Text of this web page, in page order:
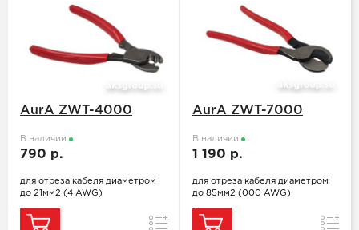
AurA ZWT-4000
В наличии
790 р.
для отреза кабеля диаметром
до 21мм2 (4 AWG)
Сравнение
AurA ZWT-7000
В наличии
1 190 р.
для отреза кабеля диаметром
до 85мм2 (000 AWG)